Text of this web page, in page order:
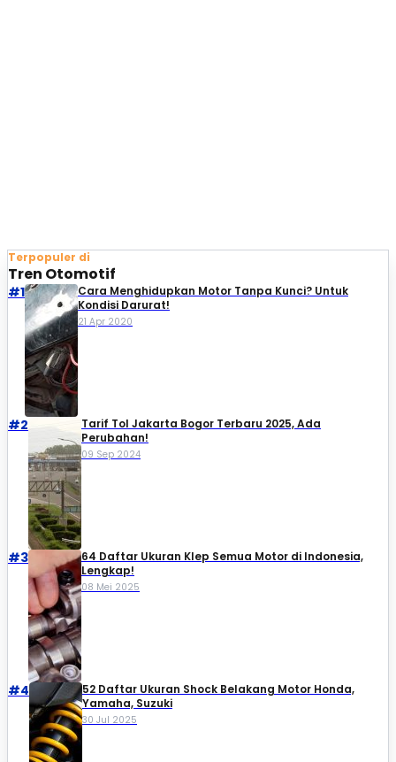
Terpopuler di
Tren Otomotif
#1
Cara Menghidupkan Motor Tanpa Kunci? Untuk
Kondisi Darurat!
21 Apr 2020
#2
Tarif Tol Jakarta Bogor Terbaru 2025, Ada
Perubahan!
09 Sep 2024
#3
64 Daftar Ukuran Klep Semua Motor di Indonesia,
Lengkap!
08 Mei 2025
#4
52 Daftar Ukuran Shock Belakang Motor Honda,
Yamaha, Suzuki​
30 Jul 2025